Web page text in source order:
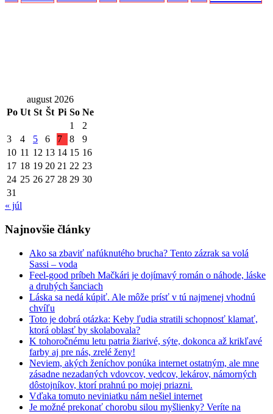
august 2026
Po Ut St Št Pi So Ne
1
2
3
4 5 6 7 8
9
10 11 12 13 14 15 16
17 18 19 20 21 22 23
24 25 26 27 28 29 30
31
« júl
Najnovšie články
Ako sa zbaviť nafúknutého brucha? Tento zázrak sa volá
Sassi – voda
Feel-good príbeh Mačkári je dojímavý román o náhode, láske
a druhých šanciach
Láska sa nedá kúpiť. Ale môže prísť v tú najmenej vhodnú
chvíľu
Toto je dobrá otázka: Keby ľudia stratili schopnosť klamať,
ktorá oblasť by skolabovala?
K tohoročnému letu patria žiarivé, sýte, dokonca až krikľavé
farby aj pre nás, zrelé ženy!
Neviem, akých ženíchov ponúka internet ostatným, ale mne
zásadne nezadaných vdovcov, vedcov, lekárov, námorných
dôstojníkov, ktorí prahnú po mojej priazni.
Vďaka tomuto neviniatku nám nešiel internet
Je možné prekonať chorobu silou myšlienky? Veríte na